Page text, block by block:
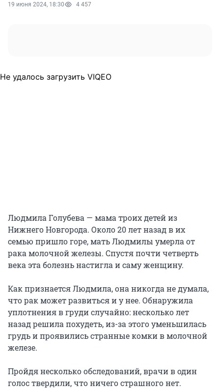
19 июня 2024, 18:30 4 457
Не удалось загрузить VIQEO
Людмила Голубева — мама троих детей из
Нижнего Новгорода. Около 20 лет назад в их
семью пришло горе, мать Людмилы умерла от
рака молочной железы. Спустя почти четверть
века эта болезнь настигла и саму женщину.
Как признается Людмила, она никогда не думала,
что рак может развиться и у нее. Обнаружила
уплотнения в груди случайно: несколько лет
назад решила похудеть, из-за этого уменьшилась
грудь и проявились странные комки в молочной
железе.
Пройдя несколько обследований, врачи в один
голос твердили, что ничего страшного нет.